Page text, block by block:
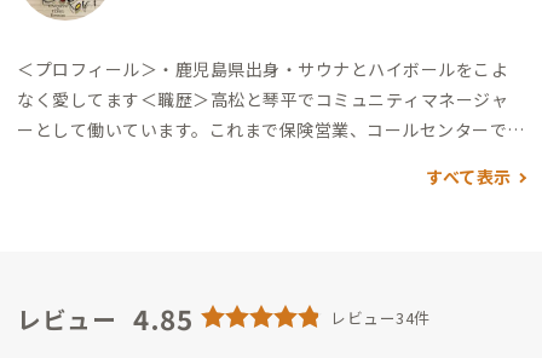
＜プロフィール＞ ・鹿児島県出身 ・サウナとハイボールをこよ
なく愛してます＜職歴＞高松と琴平でコミュニティマネージャ
ーとして働いています。これまで保険営業、コールセンターでの
験してきました。ひとと直接コミュニケーションするのが好き
人に好きになってもらえたら嬉しいです。仕事したい、ゆっくり
すべて表示
レビュー 4.85 レビュー34件